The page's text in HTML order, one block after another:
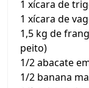
1 xícara de
1 xícara de
1,5 kg de
peito)
1/2 abacate
1/2 banana